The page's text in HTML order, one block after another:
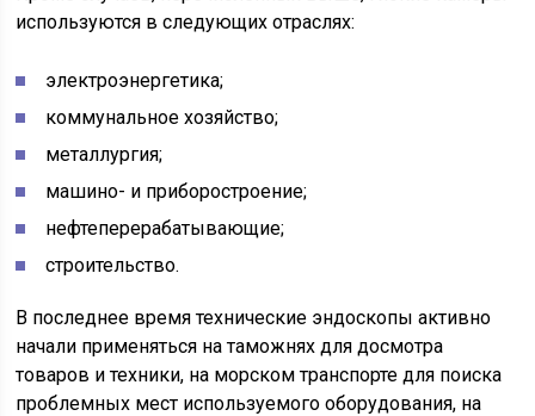
используются в следующих отраслях:
электроэнергетика;
коммунальное хозяйство;
металлургия;
машино- и приборостроение;
нефтеперерабатывающие;
строительство.
В последнее время технические эндоскопы активно
начали применяться на таможнях для досмотра
товаров и техники, на морском транспорте для поиска
проблемных мест используемого оборудования, на